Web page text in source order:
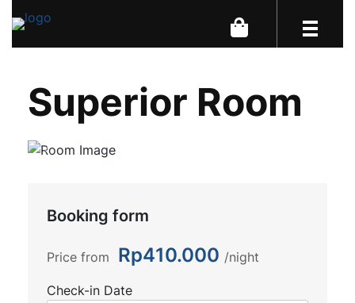
Superior Room
Previous
Booking form
Price from Rp410.000 night
Check-in Date